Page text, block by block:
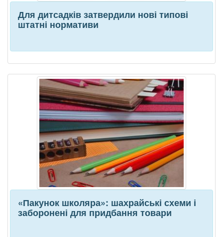
Для дитсадків затвердили нові типові
штатні нормативи
«Пакунок школяра»: шахрайські схеми і
заборонені для придбання товари